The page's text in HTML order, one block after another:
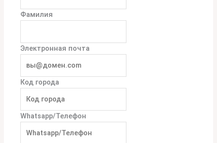
Фамилия
Электронная почта
Код города
Whatsapp/Телефон